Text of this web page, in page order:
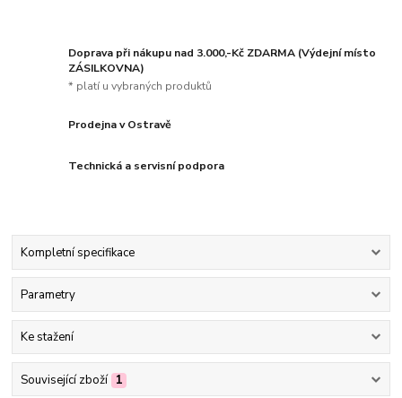
Doprava při nákupu nad 3.000,-Kč ZDARMA (Výdejní místo
ZÁSILKOVNA)
* platí u vybraných produktů
Prodejna v Ostravě
Technická a servisní podpora
Kompletní specifikace
Parametry
Ke stažení
Související zboží 1